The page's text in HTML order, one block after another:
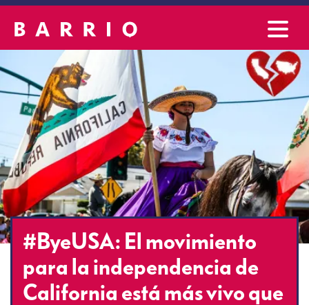
#ByeUSA: El movimiento
para la independencia de
California está más vivo que